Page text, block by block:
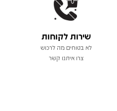
שירות לקוחות
לא בטוחים מה לרכוש
צרו איתנו קשר